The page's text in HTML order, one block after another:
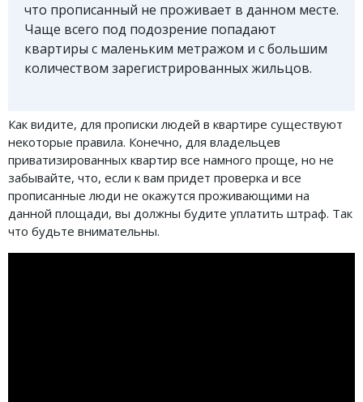
что прописанный не проживает в данном месте.
Чаще всего под подозрение попадают
квартиры с маленьким метражом и с большим
количеством зарегистрированных жильцов.
Как видите, для прописки людей в квартире существуют
некоторые правила. Конечно, для владельцев
приватизированных квартир все намного проще, но не
забывайте, что, если к вам придет проверка и все
прописанные люди не окажутся проживающими на
данной площади, вы должны будите уплатить штраф. Так
что будьте внимательны.